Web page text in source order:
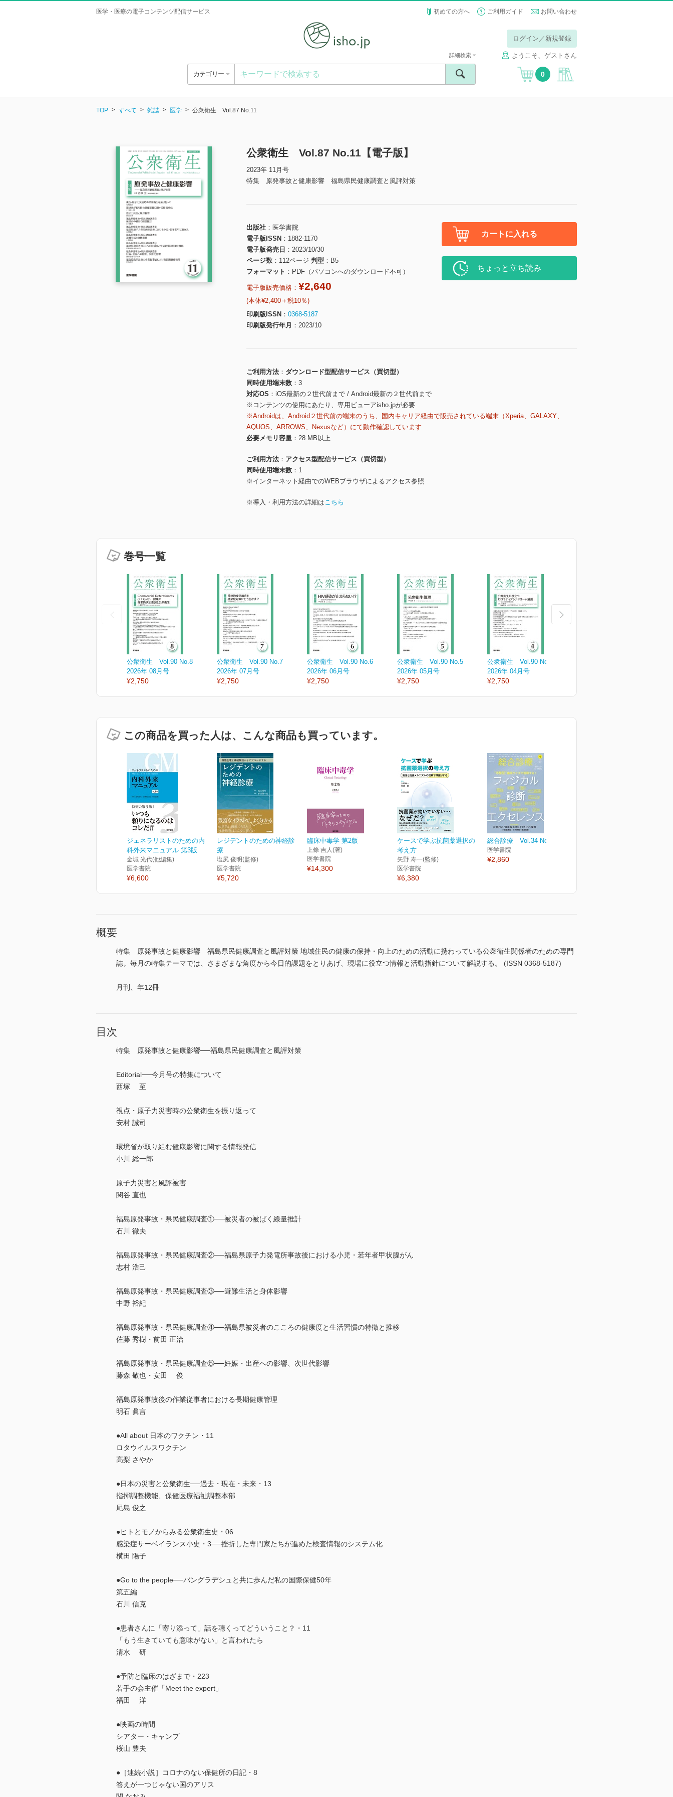
医学・医療の電子コンテンツ配信サービス 初めての方へ ご利用ガイド お問い合わせ
ログイン／新規登録
ようこそ、ゲストさん
カテゴリー
詳細検索
0
TOP すべて 雑誌 医学 公衆衛生 Vol.87 No.11
公衆衛生 Vol.87 No.11【電子版】
2023年 11月号
特集 原発事故と健康影響 福島県民健康調査と風評対策
出版社
医学書院
電子版ISSN
1882-1170
電子版発売日
2023/10/30
ページ数
112ページ 判型
B5
フォーマット
PDF（パソコンへのダウンロード不可）
電子版販売価格： ¥2,640
(本体¥2,400＋税10％)
印刷版ISSN
0368-5187
印刷版発行年月
2023/10
カートに入れる
ちょっと立ち読み
ご利用方法
ダウンロード型配信サービス（買切型）
同時使用端末数
3
対応OS
iOS最新の２世代前まで / Android最新の２世代前まで
※コンテンツの使用にあたり、専用ビューアisho.jpが必要
※Androidは、Android２世代前の端末のうち、国内キャリア経由で販売されている端末（Xperia、GALAXY、
AQUOS、ARROWS、Nexusなど）にて動作確認しています
必要メモリ容量
28 MB以上
ご利用方法
アクセス型配信サービス（買切型）
同時使用端末数
1
※インターネット経由でのWEBブラウザによるアクセス参照
※導入・利用方法の詳細はこちら
巻号一覧
公衆衛生 Vol.90 No.8
2026年 08月号
¥2,750
公衆衛生 Vol.90 No.7
2026年 07月号
¥2,750
公衆衛生 Vol.90 No.6
2026年 06月号
¥2,750
公衆衛生 Vol.90 No.5
2026年 05月号
¥2,750
公衆衛生 Vol.90 No.4
2026年 04月号
¥2,750
この商品を買った人は、こんな商品も買っています。
ジェネラリストのための内
科外来マニュアル 第3版
金城 光代(他編集)
医学書院
¥6,600
レジデントのための神経診
療
塩尻 俊明(監修)
医学書院
¥5,720
臨床中毒学 第2版
上條 吉人(著)
医学書院
¥14,300
ケースで学ぶ抗菌薬選択の
考え方
矢野 寿一(監修)
医学書院
¥6,380
総合診療 Vol.34 No.1
医学書院
¥2,860
概要
特集 原発事故と健康影響 福島県民健康調査と風評対策 地域住民の健康の保持・向上のための活動に携わっている公衆衛生関係者のための専門
誌。毎月の特集テーマでは、さまざまな角度から今日的課題をとりあげ、現場に役立つ情報と活動指針について解説する。 (ISSN 0368-5187)
月刊、年12冊
目次
特集 原発事故と健康影響──福島県民健康調査と風評対策
Editorial──今月号の特集について
西塚 至
視点・原子力災害時の公衆衛生を振り返って
安村 誠司
環境省が取り組む健康影響に関する情報発信
小川 総一郎
原子力災害と風評被害
関谷 直也
福島原発事故・県民健康調査①──被災者の被ばく線量推計
石川 徹夫
福島原発事故・県民健康調査②──福島県原子力発電所事故後における小児・若年者甲状腺がん
志村 浩己
福島原発事故・県民健康調査③──避難生活と身体影響
中野 裕紀
福島原発事故・県民健康調査④──福島県被災者のこころの健康度と生活習慣の特徴と推移
佐藤 秀樹・前田 正治
福島原発事故・県民健康調査⑤──妊娠・出産への影響、次世代影響
藤森 敬也・安田 俊
福島原発事故後の作業従事者における長期健康管理
明石 眞言
●All about 日本のワクチン・11
ロタウイルスワクチン
高梨 さやか
●日本の災害と公衆衛生──過去・現在・未来・13
指揮調整機能、保健医療福祉調整本部
尾島 俊之
●ヒトとモノからみる公衆衛生史・06
感染症サーベイランス小史・3──挫折した専門家たちが進めた検査情報のシステム化
横田 陽子
●Go to the people──バングラデシュと共に歩んだ私の国際保健50年
第五編
石川 信克
●患者さんに「寄り添って」話を聴くってどういうこと？・11
「もう生きていても意味がない」と言われたら
清水 研
●予防と臨床のはざまで・223
若手の会主催「Meet the expert」
福田 洋
●映画の時間
シアター・キャンプ
桜山 豊夫
●［連続小説］コロナのない保健所の日記・8
答えが一つじゃない国のアリス